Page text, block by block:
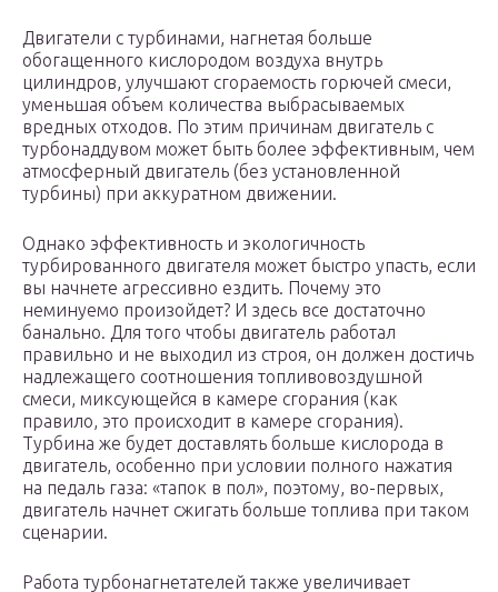
Двигатели с турбинами, нагнетая больше
обогащенного кислородом воздуха внутрь
цилиндров, улучшают сгораемость горючей смеси,
уменьшая объем количества выбрасываемых
вредных отходов. По этим причинам двигатель с
турбонаддувом может быть более эффективным, чем
атмосферный двигатель (без установленной
турбины) при аккуратном движении.
Однако эффективность и экологичность
турбированного двигателя может быстро упасть, если
вы начнете агрессивно ездить. Почему это
неминуемо произойдет? И здесь все достаточно
банально. Для того чтобы двигатель работал
правильно и не выходил из строя, он должен достичь
надлежащего соотношения топливовоздушной
смеси, миксующейся в камере сгорания (как
правило, это происходит в камере сгорания).
Турбина же будет доставлять больше кислорода в
двигатель, особенно при условии полного нажатия
на педаль газа: «тапок в пол», поэтому, во-первых,
двигатель начнет сжигать больше топлива при таком
сценарии.
Работа турбонагнетателей также увеличивает